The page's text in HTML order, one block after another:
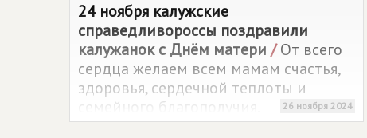
24 ноября калужские
справедливороссы поздравили
калужанок с Днём матери /От всего
сердца желаем всем мамам счастья,
здоровья, сердечной теплоты и
семейного благополучия.
26 ноября 2024